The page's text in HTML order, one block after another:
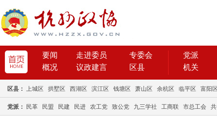
要闻 走进委员
专委会
概况
议政建言 区县
党派
机关
区县： 上城区 拱墅区 西湖区 滨江区 钱塘区 萧山区 余杭区 临平区 富阳
党派： 民革 民盟 民建 民进 农工党 致公党 九三学社 工商联 市总工会